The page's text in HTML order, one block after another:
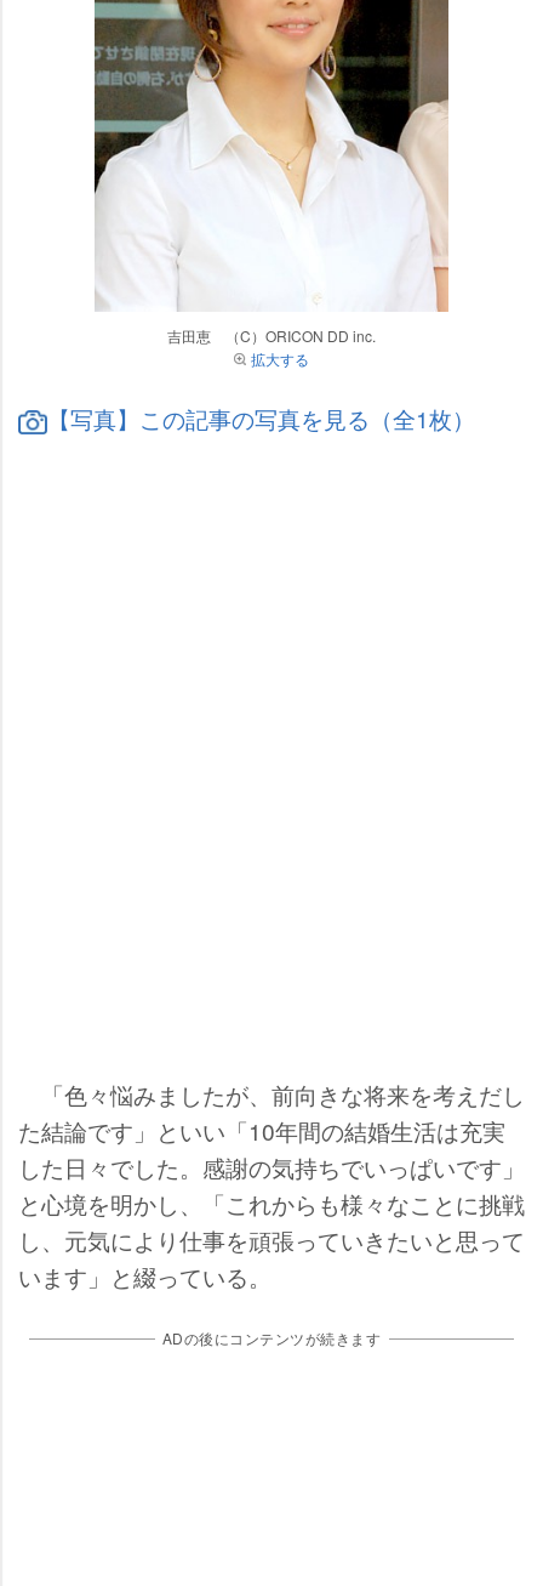
吉田恵 （C）ORICON DD inc.
拡大する
【写真】この記事の写真を見る（全1枚）
「色々悩みましたが、前向きな将来を考えだし
た結論です」といい「10年間の結婚生活は充実
した日々でした。感謝の気持ちでいっぱいです」
と心境を明かし、「これからも様々なことに挑戦
し、元気により仕事を頑張っていきたいと思って
います」と綴っている。
ADの後にコンテンツが続きます